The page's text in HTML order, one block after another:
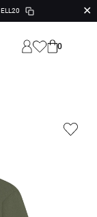
ELL20 ✕
0